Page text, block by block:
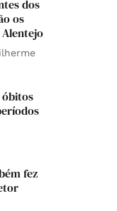
dos
os
óbitos
fez